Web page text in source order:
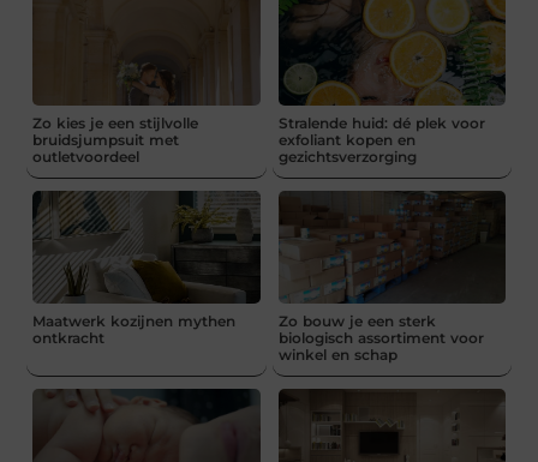
Zo kies je een stijlvolle
bruidsjumpsuit met
outletvoordeel
Stralende huid: dé plek voor
exfoliant kopen en
gezichtsverzorging
Maatwerk kozijnen mythen
ontkracht
Zo bouw je een sterk
biologisch assortiment voor
winkel en schap